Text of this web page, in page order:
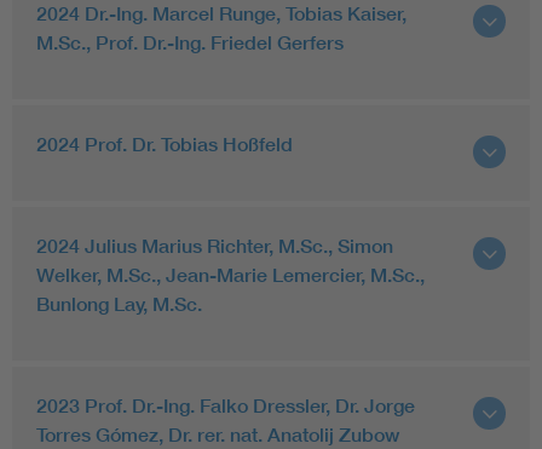
2024 Dr.-Ing. Marcel Runge, Tobias Kaiser,
M.Sc., Prof. Dr.-Ing. Friedel Gerfers
2024 Prof. Dr. Tobias Hoßfeld
2024 Julius Marius Richter, M.Sc., Simon
Welker, M.Sc., Jean-Marie Lemercier, M.Sc.,
Bunlong Lay, M.Sc.
2023 Prof. Dr.-Ing. Falko Dressler, Dr. Jorge
Torres Gómez, Dr. rer. nat. Anatolij Zubow